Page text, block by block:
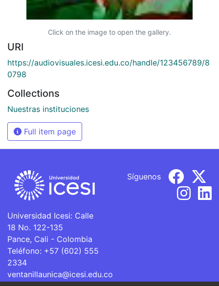
Click on the image to open the gallery.
URI
https://audiovisuales.icesi.edu.co/handle/123456789/8
0798
Collections
Nuestras instituciones
Full item page
Universidad Icesi: Calle
18 No. 122-135
Pance, Cali - Colombia
Teléfono: +57 (602) 555
2334
ventanillaunica@icesi.edu.co
Síguenos